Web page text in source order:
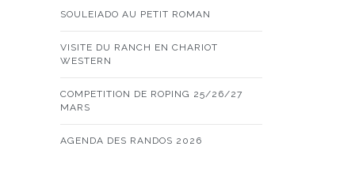
SOULEIADO AU PETIT ROMAN
VISITE DU RANCH EN CHARIOT
WESTERN
COMPETITION DE ROPING 25/26/27
MARS
AGENDA DES RANDOS 2026